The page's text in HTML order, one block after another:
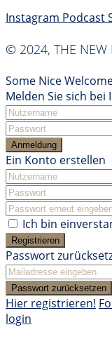
Instagram Podcast
© 2024, THE NEW
Some Nice
Melden Sie sich bei
Anmeldung
Ein Konto erstellen
Ich bin
Registrieren
Passwort
Passwort zurücksetzen
Hier registrieren!
login